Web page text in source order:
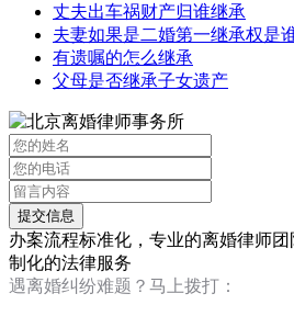
丈夫出车祸财产归谁继承
夫妻如果是二婚第一继承权是
有遗嘱的怎么继承
父母是否继承子女遗产
办案流程标准化，专业的离婚律师
制化的法律服务
遇离婚纠纷难题？马上拨打：